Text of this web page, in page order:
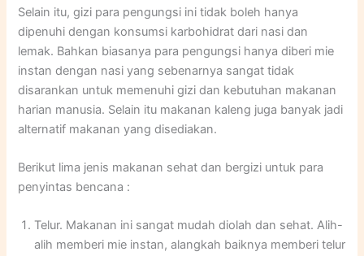
Selain itu, gizi para pengungsi ini tidak boleh hanya
dipenuhi dengan konsumsi karbohidrat dari nasi dan
lemak. Bahkan biasanya para pengungsi hanya diberi mie
instan dengan nasi yang sebenarnya sangat tidak
disarankan untuk memenuhi gizi dan kebutuhan makanan
harian manusia. Selain itu makanan kaleng juga banyak jadi
alternatif makanan yang disediakan.
Berikut lima jenis makanan sehat dan bergizi untuk para
penyintas bencana :
Telur. Makanan ini sangat mudah diolah dan sehat. Alih-
alih memberi mie instan, alangkah baiknya memberi telur